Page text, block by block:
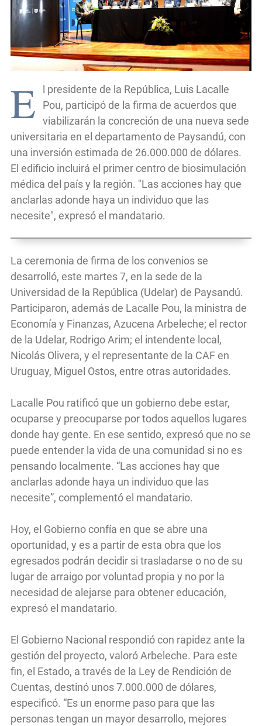
E
l presidente de la República, Luis Lacalle
Pou, participó de la firma de acuerdos que
viabilizarán la concreción de una nueva sede
universitaria en el departamento de Paysandú, con
una inversión estimada de 26.000.000 de dólares.
El edificio incluirá el primer centro de biosimulación
médica del país y la región. "Las acciones hay que
anclarlas adonde haya un individuo que las
necesite", expresó el mandatario.
La ceremonia de firma de los convenios se
desarrolló, este martes 7, en la sede de la
Universidad de la República (Udelar) de Paysandú.
Participaron, además de Lacalle Pou, la ministra de
Economía y Finanzas, Azucena Arbeleche; el rector
de la Udelar, Rodrigo Arim; el intendente local,
Nicolás Olivera, y el representante de la CAF en
Uruguay, Miguel Ostos, entre otras autoridades.
Lacalle Pou ratificó que un gobierno debe estar,
ocuparse y preocuparse por todos aquellos lugares
donde hay gente. En ese sentido, expresó que no se
puede entender la vida de una comunidad si no es
pensando localmente. “Las acciones hay que
anclarlas adonde haya un individuo que las
necesite”, complementó el mandatario.
Hoy, el Gobierno confía en que se abre una
oportunidad, y es a partir de esta obra que los
egresados podrán decidir si trasladarse o no de su
lugar de arraigo por voluntad propia y no por la
necesidad de alejarse para obtener educación,
expresó el mandatario.
El Gobierno Nacional respondió con rapidez ante la
gestión del proyecto, valoró Arbeleche. Para este
fin, el Estado, a través de la Ley de Rendición de
Cuentas, destinó unos 7.000.000 de dólares,
especificó. “Es un enorme paso para que las
personas tengan un mayor desarrollo, mejores